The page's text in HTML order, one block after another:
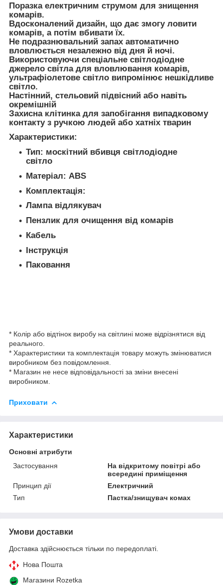
Поразка електричним струмом для знищення
комарів.
Вдосконалений дизайн, що дає змогу ловити
комарів, а потім вбивати їх.
Не подразнювальний запах автоматично
вловлюється незалежно від дня й ночі.
Використовуючи спеціальне світлодіодне
джерело світла для вловлювання комарів,
ультрафіолетове світло випромінює нешкідливе
світло.
Настінний, стельовий підвісний або навіть
окремішній
Захисна клітинка для запобігання випадковому
контакту з ручкою людей або хатніх тварин
Характеристики:
Тип: москітний вбивця світлодіодне
світло
Матеріал: ABS
Комплектація:
Лампа відлякувач
Пензлик для очищення від комарів
Кабель
Інструкція
Паковання
* Колір або відтінок виробу на світлині може відрізнятися від
реального.
* Характеристики та комплектація товару можуть змінюватися
виробником без повідомлення.
* Магазин не несе відповідальності за зміни внесені
виробником.
Приховати
Характеристики
Основні атрибути
Застосування
На відкритому повітрі або
всередині приміщення
Принцип дії
Електричний
Тип
Пастка/знищувач комах
Умови доставки
Доставка здійснюється тільки по передоплаті.
Нова Пошта
Магазини Rozetka